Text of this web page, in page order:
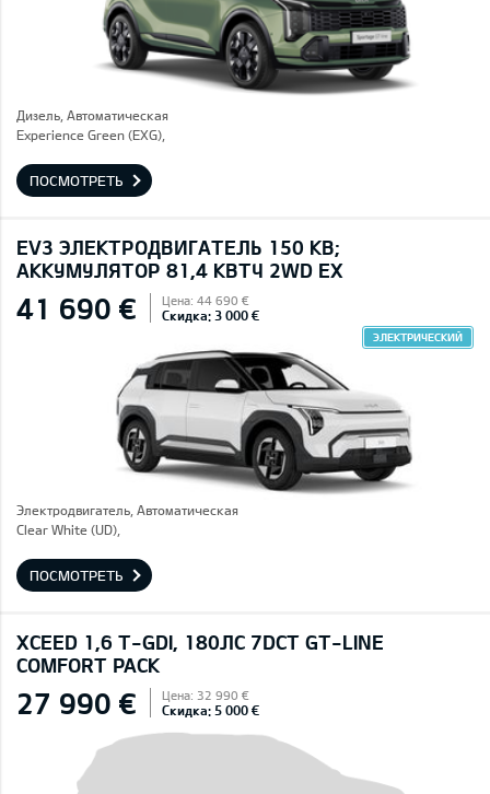
Дизель, Автоматическая
Experience Green (EXG),
ПОСМОТРЕТЬ
EV3 ЭЛЕКТРОДВИГАТЕЛЬ 150 КВ;
AККУМУЛЯТОР 81,4 КВТЧ 2WD EX
41 690 € Цена: 44 690 €
Скидка: 3 000 €
ЭЛЕКТРИЧЕСКИЙ
Электродвигатель, Автоматическая
Clear White (UD),
ПОСМОТРЕТЬ
XCEED 1,6 T-GDI, 180ЛС 7DCT GT-LINE
COMFORT PACK
27 990 € Цена: 32 990 €
Скидка: 5 000 €